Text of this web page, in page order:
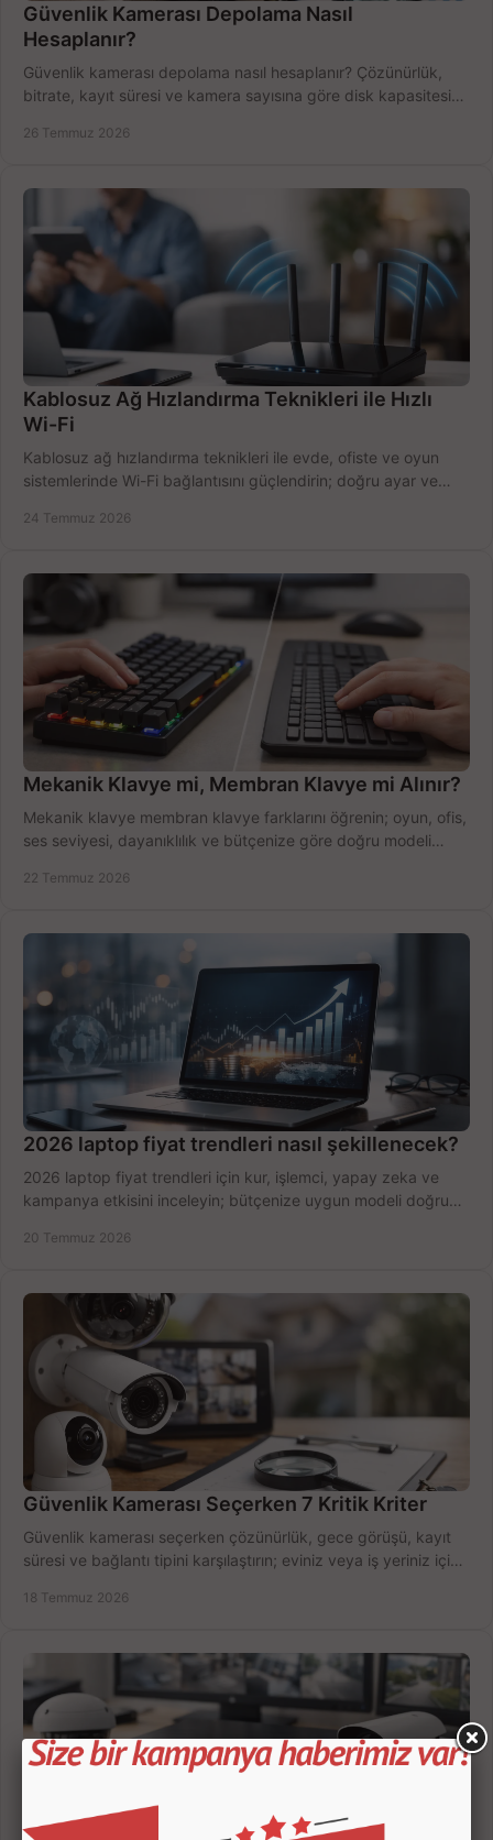
Güvenlik Kamerası Depolama Nasıl
Hesaplanır?
Güvenlik kamerası depolama nasıl hesaplanır? Çözünürlük,
bitrate, kayıt süresi ve kamera sayısına göre disk kapasitesini
26 Temmuz 2026
Kablosuz Ağ Hızlandırma Teknikleri ile Hızlı
Wi-Fi
Kablosuz ağ hızlandırma teknikleri ile evde, ofiste ve oyun
sistemlerinde Wi-Fi bağlantısını güçlendirin; doğru ayar ve
24 Temmuz 2026
Mekanik Klavye mi, Membran Klavye mi Alınır?
Mekanik klavye membran klavye farklarını öğrenin; oyun, ofis,
ses seviyesi, dayanıklılık ve bütçenize göre doğru modeli
22 Temmuz 2026
2026 laptop fiyat trendleri nasıl şekillenecek?
2026 laptop fiyat trendleri için kur, işlemci, yapay zeka ve
kampanya etkisini inceleyin; bütçenize uygun modeli doğru
20 Temmuz 2026
Güvenlik Kamerası Seçerken 7 Kritik Kriter
Güvenlik kamerası seçerken çözünürlük, gece görüşü, kayıt
süresi ve bağlantı tipini karşılaştırın; eviniz veya iş yeriniz için
18 Temmuz 2026